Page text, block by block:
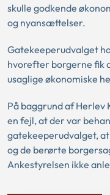
skulle godkende
og nyansættelser.
Gatekeeperudvalget
hvorefter borgerne fik
usaglige økonomiske
På baggrund af Herlev
en fejl, at der var
gatekeeperudvalget,
og de berørte
Ankestyrelsen ikke